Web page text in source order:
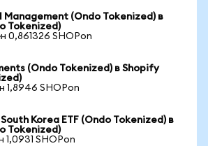
Management (Ondo Tokenized) в
Tokenized)
0,861326 SHOPon
(Ondo Tokenized) в Shopify
1,8946 SHOPon
Korea ETF (Ondo Tokenized) в
Tokenized)
1,0931 SHOPon